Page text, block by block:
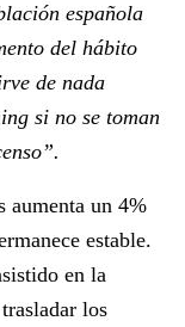
española
del hábito
de nada
si no se toman
aumenta un 4%
estable.
en la
los